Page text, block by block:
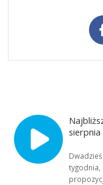
tygodnia,